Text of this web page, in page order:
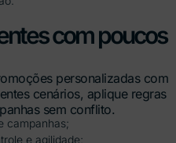
com poucos
personalizadas com
cenários, aplique regras
sem conflito.
campanhas;
e agilidade;